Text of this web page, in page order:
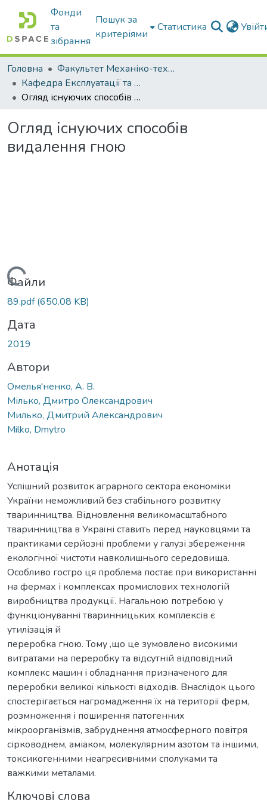
Фонди
та
зібрання
Пошук за
критеріями
Статистика
Головна
Факультет Механіко-технологічний
Кафедра Експлуатації та технічного сервісу машин
Огляд існуючих способів видалення гною
Огляд існуючих способів
видалення гною
Вантажиться...
Файли
89.pdf(650.08 KB)
Дата
2019
Автори
Омелья'ненко, А. В.
Мілько, Дмитро Олександрович
Милько, Дмитрий Александрович
Milko, Dmytro
Анотація
Успішний розвиток аграрного сектора економіки
України неможливий без стабільного розвитку
тваринництва. Відновлення великомасштабного
тваринництва в Україні ставить перед науковцями та
практиками серйозні проблеми у галузі збереження
екологічної чистоти навколишнього середовища.
Особливо гостро ця проблема постає при використанні
на фермах і комплексах промислових технологій
виробництва продукції. Нагальною потребою у
функціонуванні тваринницьких комплексів є
утилізація й
переробка гною. Тому ,що це зумовлено високими
витратами на переробку та відсутній відповідний
комплекс машин і обладнання призначеного для
переробки великої кількості відходів. Внаслідок цього
спостерігається нагромадження їх на території ферм,
розмноження і поширення патогенних
мікроорганізмів, забруднення атмосферного повітря
сірководнем, аміаком, молекулярним азотом та іншими,
токсикогенними неагресивними сполуками та
важкими металами.
Ключові слова